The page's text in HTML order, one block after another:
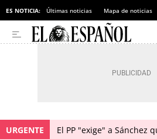
ES NOTICIA: Últimas noticias Mapa de noticias
URGENTE El PP "exige" a Sánchez